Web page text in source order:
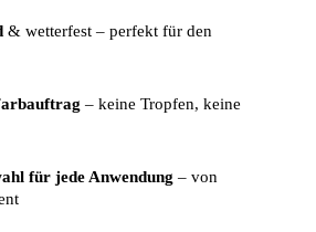
& wetterfest – perfekt für den
– keine Tropfen, keine
für jede Anwendung – von